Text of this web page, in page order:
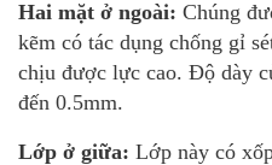
Hai mặt ở ngoài: Chúng
kẽm có tác dụng chống gỉ
chịu được lực cao. Độ dày
đến 0.5mm.
Lớp ở giữa: Lớp này có